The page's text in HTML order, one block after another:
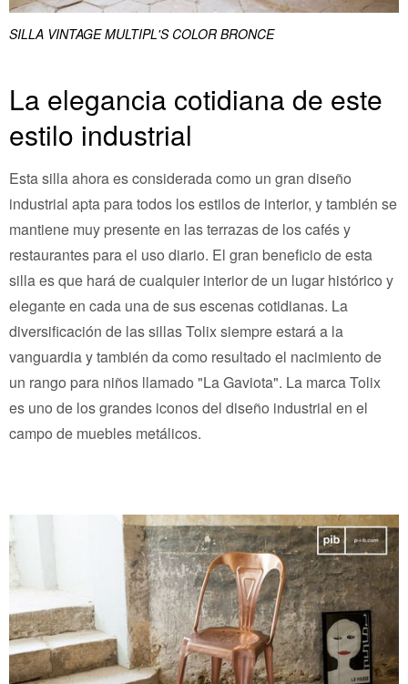
SILLA VINTAGE MULTIPL'S COLOR BRONCE
La elegancia cotidiana de este
estilo industrial
Esta silla ahora es considerada como un gran diseño
industrial apta para todos los estilos de interior, y también se
mantiene muy presente en las terrazas de los cafés y
restaurantes para el uso diario. El gran beneficio de esta
silla es que hará de cualquier interior de un lugar histórico y
elegante en cada una de sus escenas cotidianas. La
diversificación de las sillas Tolix siempre estará a la
vanguardia y también da como resultado el nacimiento de
un rango para niños llamado "La Gaviota". La marca Tolix
es uno de los grandes iconos del diseño industrial en el
campo de muebles metálicos.